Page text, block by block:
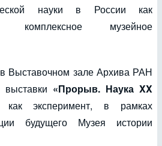
науки в России как
комплексное музейное
Выставочном зале Архива РАН
выставки «Прорыв. Наука XX
как эксперимент, в рамках
будущего Музея истории